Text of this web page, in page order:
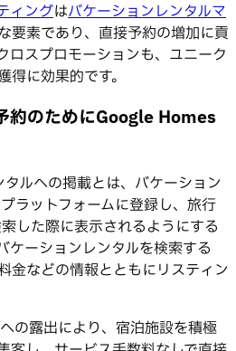
ィングはバケーションレンタルマ
要素であり、直接予約の増加に貢
ロスプロモーションも、ユニーク
に効果的です。
約のためにGoogle Homes
ルへの掲載とは、バケーション
ラットフォームに登録し、旅行
した際に表示されるようにする
ケーションレンタルを検索する
金などの情報とともにリスティン
の露出により、宿泊施設を積極